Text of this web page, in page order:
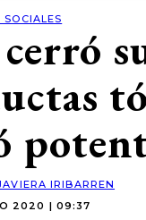
SOCIALES
IRIBARREN
2020 | 09:37